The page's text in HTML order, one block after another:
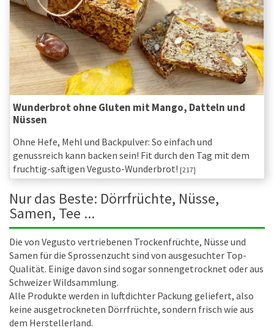
Wunderbrot ohne Gluten mit Mango, Datteln und
Nüssen
Ohne Hefe, Mehl und Backpulver: So einfach und
genussreich kann backen sein! Fit durch den Tag mit dem
fruchtig-saftigen Vegusto-Wunderbrot! [217]
Nur das Beste: Dörrfrüchte, Nüsse,
Samen, Tee ...
Die von Vegusto vertriebenen Trockenfrüchte, Nüsse und
Samen für die Sprossenzucht sind von ausgesuchter Top-
Qualität. Einige davon sind sogar sonnengetrocknet oder aus
Schweizer Wildsammlung.
Alle Produkte werden in luftdichter Packung geliefert, also
keine ausgetrockneten Dörrfrüchte, sondern frisch wie aus
dem Herstellerland.